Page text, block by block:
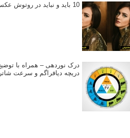
10 باید و نباید در روتوش عکس ها
دریچه دیافراگم و سرعت شاتر